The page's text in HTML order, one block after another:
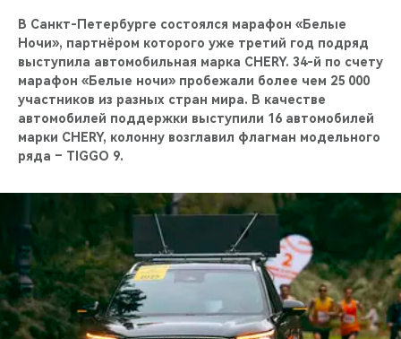
КРОССОВЕРЫ
СЕДАНЫ
НОВИНКИ
ПОДДЕРЖКА
CHERY CONNECT
CHERY В СОЦСЕТЯХ
ЛЮДИ CHERY
БЛАГОТВОРИТЕЛЬНОСТЬ
CHERY REMOTE
CHERY И СПОРТ
НАШИ МЕРОПРИЯТИЯ
ВИДЕООБЗОРЫ
В Санкт-Петербурге состоялся марафон «Белые
Ночи», партнёром которого уже третий год подряд
выступила автомобильная марка CHERY. 34-й по счету
марафон «Белые ночи» пробежали более чем 25 000
участников из разных стран мира. В качестве
автомобилей поддержки выступили 16 автомобилей
марки CHERY, колонну возглавил флагман модельного
ряда – TIGGO 9.